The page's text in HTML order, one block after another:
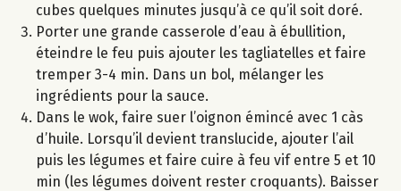
cubes quelques minutes jusqu’à ce qu’il soit doré.
Porter une grande casserole d’eau à ébullition,
éteindre le feu puis ajouter les tagliatelles et faire
tremper 3-4 min. Dans un bol, mélanger les
ingrédients pour la sauce.
Dans le wok, faire suer l’oignon émincé avec 1 càs
d’huile. Lorsqu’il devient translucide, ajouter l’ail
puis les légumes et faire cuire à feu vif entre 5 et 10
min (les légumes doivent rester croquants). Baisser